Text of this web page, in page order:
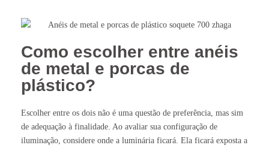
Como escolher entre anéis
de metal e porcas de
plástico?
Escolher entre os dois não é uma questão de preferência, mas sim
de adequação à finalidade. Ao avaliar sua configuração de
iluminação, considere onde a luminária ficará. Ela ficará exposta a